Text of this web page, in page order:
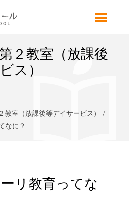
２教室（放課後
ス）
教室（放課後等デイサービス）
なに？
リ教育ってな